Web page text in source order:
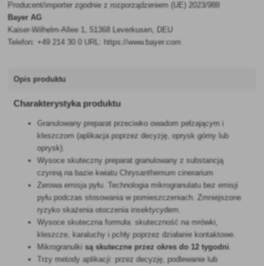
Producent/importer zgodnie z rozporządzeniem (UE) 2023/988
Bayer AG
Kaiser-Wilhelm-Allee 1, 51368 Leverkusen, DEU
Telefon: +49 214 30 0 URL: https://www.bayer.com
Opis produktu
Charakterystyka produktu
Granulowany preparat przeciwko owadom pełzającym i
kleszczom (aplikacja poprzez decyzję, oprysk górny lub
oprysk).
Wysoce skuteczny preparat granulowany z substancją
czynną na bazie kwiatu Chrysanthemum cinerarium
Zerowa emisja pyłu. Technologia mikrogranulatu bez emisji
pyłu podczas stosowania w pomieszczeniach. Zmniejszone
ryzyko skażenia otoczenia insektycydem.
Wysoce skuteczna formuła: skuteczność na mrówki,
kleszcze, karaluchy i pchły poprzez działanie kontaktowe.
Mikrogranulkisą skuteczne przez okres do 12 tygodni
Trzy metody aplikacji: przez decyzję, podlewanie lub